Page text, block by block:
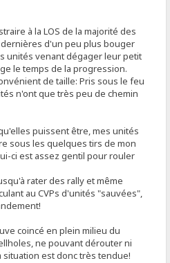
à la LOS de la majorité des
d'un peu plus bouger
unités venant dégager leur petit
le temps de la progression.
de taille: Pris sous le feu
n'ont que très peu de chemin
puissent être, mes unités
sous les quelques tirs de mon
ci est assez gentil pour rouler
rater des rally et même
au CVPs d'unités "sauvées",
coincé en plein milieu du
ne pouvant dérouter ni
situation est donc très tendue!